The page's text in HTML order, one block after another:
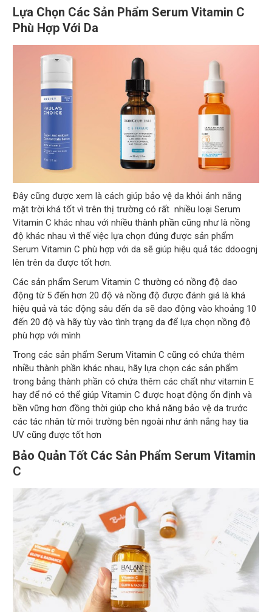
Lựa Chọn Các Sản Phẩm Serum Vitamin C
Phù Hợp Với Da
Đây cũng được xem là cách giúp bảo vệ da khỏi ánh nắng
mặt trời khá tốt vì trên thị trường có rất nhiều loại Serum
Vitamin C khác nhau với nhiều thành phần cũng như là nồng
độ khác nhau vì thế việc lựa chọn đúng được sản phẩm
Serum Vitamin C phù hợp với da sẽ giúp hiệu quả tác ddoognj
lên trên da được tốt hơn.
Các sản phẩm Serum Vitamin C thường có nồng độ dao
động từ 5 đến hơn 20 độ và nồng độ được đánh giá là khá
hiệu quả và tác động sâu đến da sẽ dao động vào khoảng 10
đến 20 độ và hãy tùy vào tình trạng da để lựa chọn nồng độ
phù hợp với mình
Trong các sản phẩm Serum Vitamin C cũng có chứa thêm
nhiều thành phần khác nhau, hãy lựa chọn các sản phẩm
trong bảng thành phần có chứa thêm các chất như vitamin E
hay để nó có thể giúp Vitamin C được hoạt động ổn định và
bền vững hơn đồng thời giúp cho khả năng bảo vệ da trước
các tác nhân từ môi trường bên ngoài như ánh nắng hay tia
UV cũng được tốt hơn
Bảo Quản Tốt Các Sản Phẩm Serum Vitamin
C